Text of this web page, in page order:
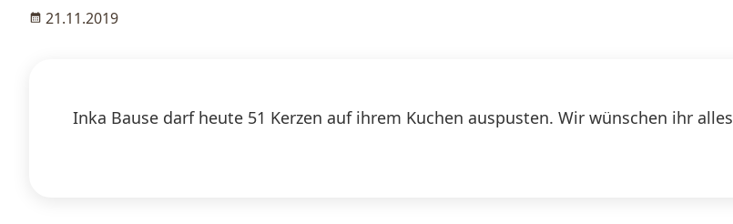
21.11.2019
Inka Bause darf heute 51 Kerzen auf ihrem Kuchen auspusten. Wir wünschen ihr